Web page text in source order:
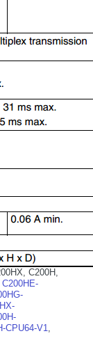
C200H,
C200HE-
CPU64-V1,